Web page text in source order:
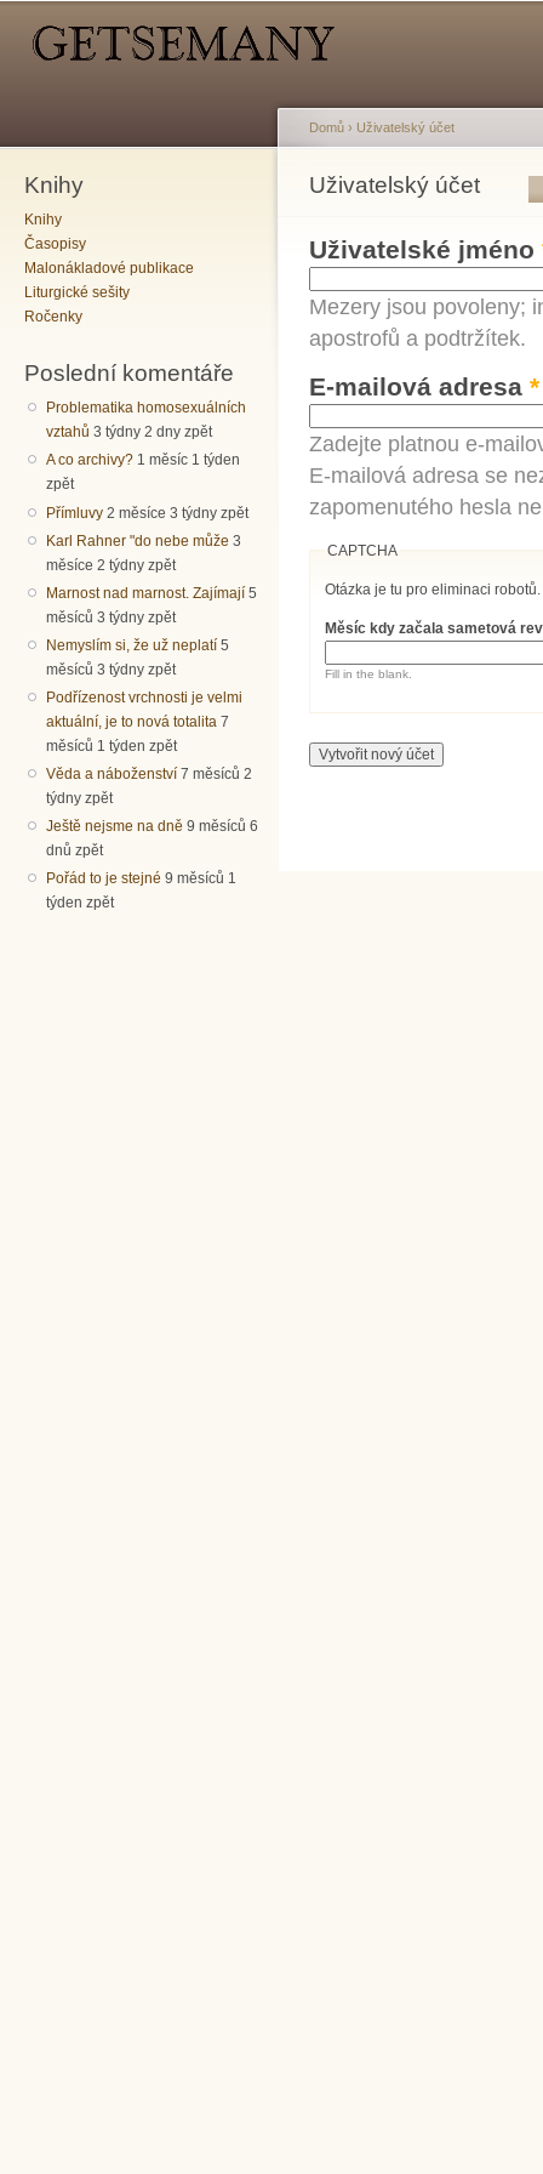
Knihy
Knihy
Časopisy
Malonákladové publikace
Liturgické sešity
Ročenky
Poslední komentáře
Problematika homosexuálních
vztahů 3 týdny 2 dny zpět
A co archivy? 1 měsíc 1 týden
zpět
Přímluvy 2 měsíce 3 týdny zpět
Karl Rahner "do nebe může 3
měsíce 2 týdny zpět
Marnost nad marnost. Zajímají 5
měsíců 3 týdny zpět
Nemyslím si, že už neplatí 5
měsíců 3 týdny zpět
Podřízenost vrchnosti je velmi
aktuální, je to nová totalita 7
měsíců 1 týden zpět
Věda a náboženství 7 měsíců 2
týdny zpět
Ještě nejsme na dně 9 měsíců 6
dnů zpět
Pořád to je stejné 9 měsíců 1
týden zpět
Jste zde
Domů › Uživatelský účet
Uživatelský účet
Hlavní záložky
Uživatelské jméno
Mezery jsou povoleny;
apostrofů a podtržítek.
E-mailová adresa *
Zadejte platnou e-
E-mailová adresa se
zapomenutého hesla
CAPTCHA
Otázka je tu pro eliminaci robotů.
Měsíc kdy začala sametová
Fill in the blank.